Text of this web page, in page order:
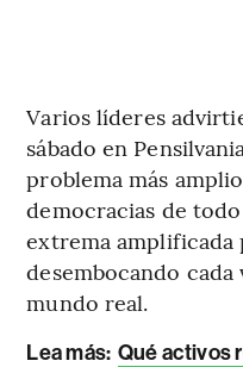
Varios líderes
sábado en
problema más
democracias de
extrema amplificada
desembocando cada
mundo real.
Lea más: Qué activos